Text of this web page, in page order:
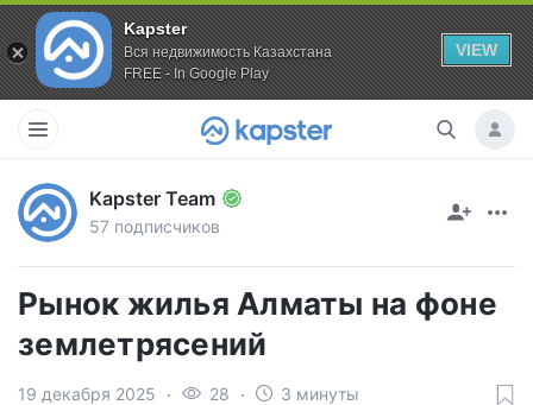
Kapster
Вся недвижимость Казахстана
FREE - In Google Play
VIEW
Kapster Team
57 подписчиков
Рынок жилья Алматы на фоне
землетрясений
19 декабря 2025 28 3 минуты